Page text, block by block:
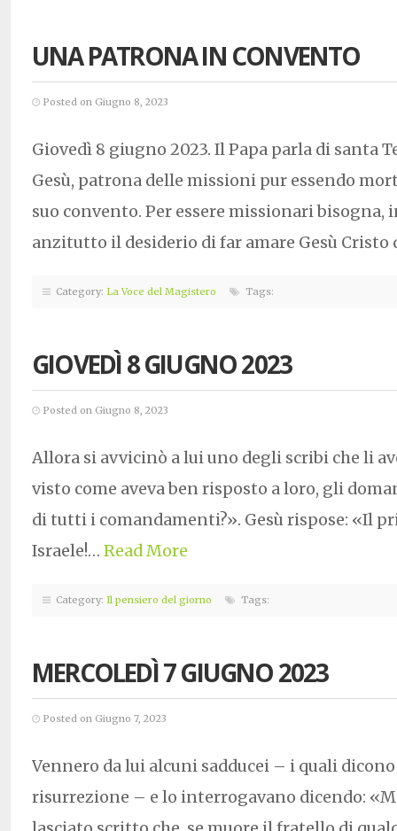
UNA PATRONA IN CONVENTO
Posted on Giugno 8, 2023
Giovedì 8 giugno 2023. Il Papa parla di santa
Gesù, patrona delle missioni pur essendo
suo convento. Per essere missionari bisogna,
anzitutto il desiderio di far amare Gesù
Category: La Voce del Magistero Tags:
GIOVEDÌ 8 GIUGNO 2023
Posted on Giugno 8, 2023
Allora si avvicinò a lui uno degli scribi che li
visto come aveva ben risposto a loro, gli
di tutti i comandamenti?». Gesù rispose: «Il
Israele!… Read More
Category: Il pensiero del giorno Tags:
MERCOLEDÌ 7 GIUGNO 2023
Posted on Giugno 7, 2023
Vennero da lui alcuni sadducei – i quali dicono
risurrezione – e lo interrogavano dicendo: